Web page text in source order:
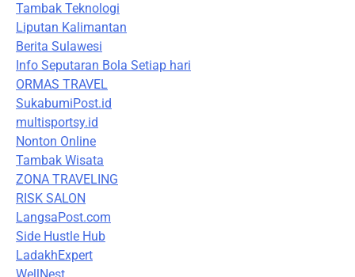
Tambak Teknologi
Liputan Kalimantan
Berita Sulawesi
Info Seputaran Bola Setiap hari
ORMAS TRAVEL
SukabumiPost.id
multisportsy.id
Nonton Online
Tambak Wisata
ZONA TRAVELING
RISK SALON
LangsaPost.com
Side Hustle Hub
LadakhExpert